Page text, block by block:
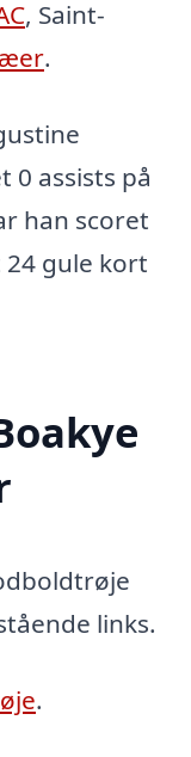
, Saint-
.
0 assists på
han scoret
24 gule kort
links.
.